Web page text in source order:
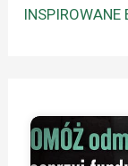
INSPIROWANE